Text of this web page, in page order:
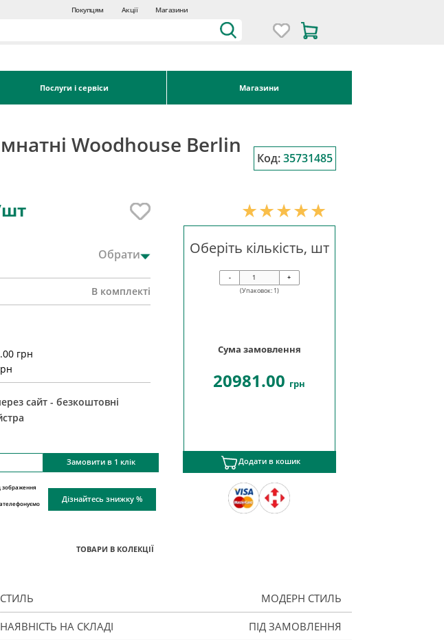
Покупцям Акції Магазини
Послуги і сервіси Магазини
Woodhouse Berlin
Код: 35731485
Обрати
В комплекті
грн
сайт - безкоштовні
Замовити в 1 клік
Оберіть кількість, шт
-
+
(Упаковок: 1)
Сума замовлення
20981.00 грн
Додати в кошик
зображення
Дізнайтесь знижку %
ТОВАРИ В КОЛЕКЦІЇ
СТИЛЬ МОДЕРН СТИЛЬ
НАЯВНІСТЬ НА СКЛАДІ ПІД ЗАМОВЛЕННЯ